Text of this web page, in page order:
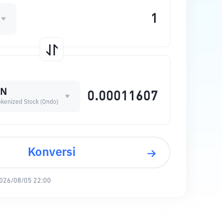
Stock (Ondo)
Konversi
08/05 22:00